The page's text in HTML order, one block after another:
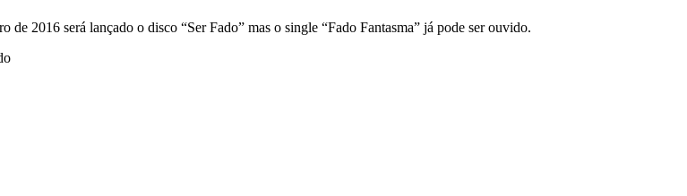
2016 será lançado o disco “Ser Fado” mas o single “Fado Fantasma” já pode ser ouvido.